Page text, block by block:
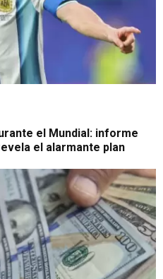
el Mundial: informe
el alarmante plan